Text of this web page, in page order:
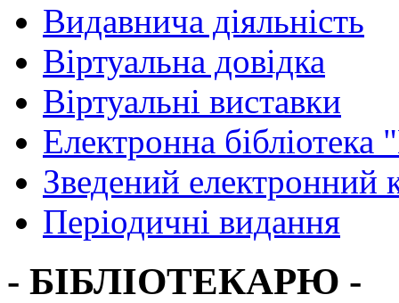
Видавнича діяльність
Віртуальна довідка
Віртуальні виставки
Електронна
Зведений електронний
Періодичні видання
- БІБЛІОТЕКАРЮ -